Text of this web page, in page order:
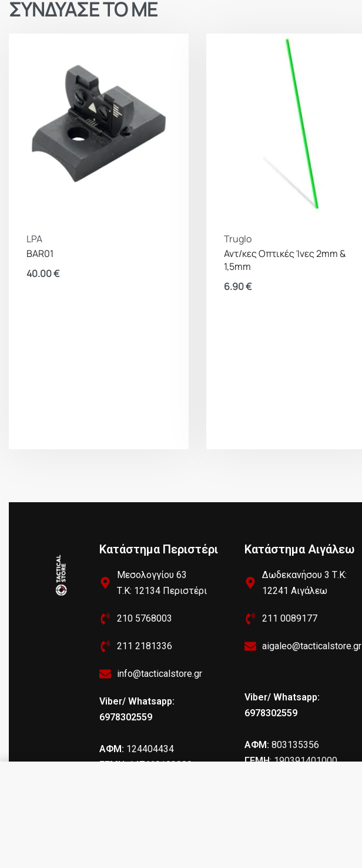
ΣΥΝΔΥΑΣΕ ΤΟ ΜΕ
LPA
BAR01
40.00€
Truglo
Αντ/κες Οπτικές Ίνες 2mm &
1,5mm
6.90€
Κατάστημα Περιστέρι
Μεσολογγίου 63
Τ.Κ: 12134 Περιστέρι
210 5768003
211 2181336
info@tacticalstore.gr
Viber/ Whatsapp:
6978302559
ΑΦΜ: 124404434
ΓΕΜΗ: 147469103000
Κατάστημα Αιγάλεω
Δωδεκανήσου 3 Τ.Κ:
12241 Αιγάλεω
211 0089177
aigaleo@tacticalstore.gr
Viber/ Whatsapp:
6978302559
ΑΦΜ: 803135356
ΓΕΜΗ: 190391401000